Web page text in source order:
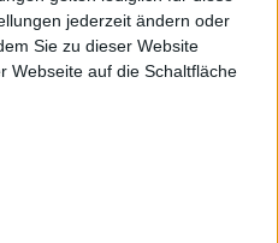
jederzeit ändern oder
Sie zu dieser Website
Webseite auf die Schaltfläche